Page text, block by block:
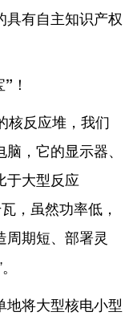
有自主知识产权
！
核反应堆，我们
，它的显示器、
于大型反应
，虽然功率低，
周期短、部署灵
将大型核电小型